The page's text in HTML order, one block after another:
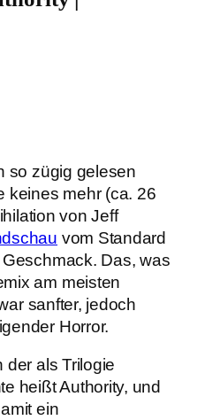
so zügig gelesen
keines mehr (ca. 26
von Jeff
vom Standard
Das, was
am meisten
sanfter, jedoch
Horror.
der als Trilogie
heißt Authority, und
ein